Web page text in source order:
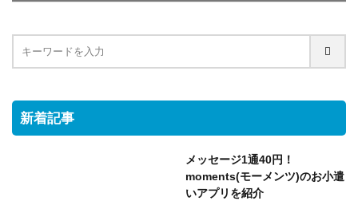
新着記事
メッセージ1通40円！
moments(モーメンツ)のお小遣
いアプリを紹介